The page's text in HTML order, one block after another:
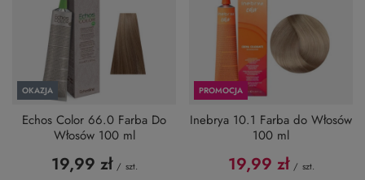
OKAZJA
Echos Color 66.0 Farba Do
Włosów 100 ml
19,99 zł / szt.
PROMOCJA
Inebrya 10.1 Farba do Włosów
100 ml
19,99 zł / szt.